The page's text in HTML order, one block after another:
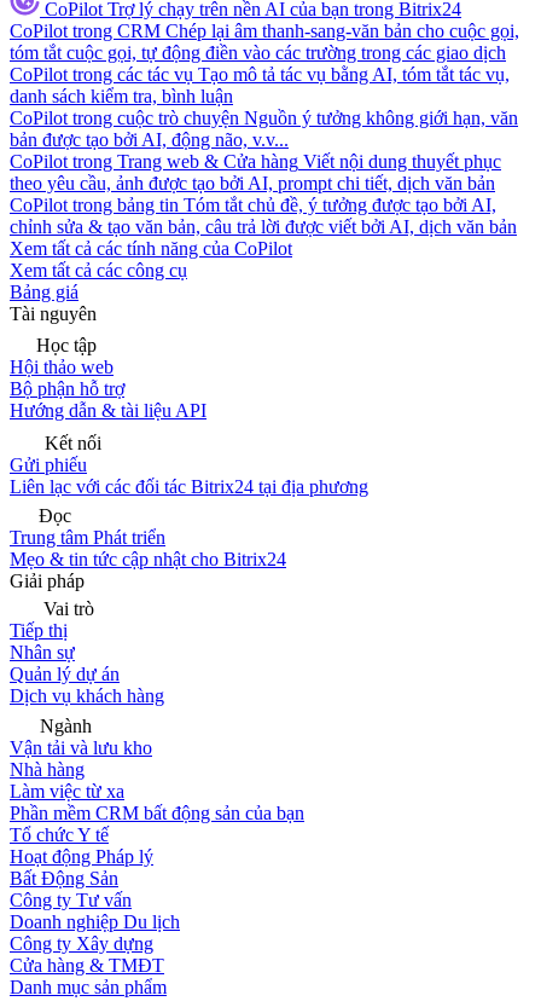
CoPilot Trợ lý chạy trên nền AI của bạn trong Bitrix24
CoPilot trong CRM Chép lại âm thanh-sang-văn bản cho cuộc gọi,
tóm tắt cuộc gọi, tự động điền vào các trường trong các giao dịch
CoPilot trong các tác vụ Tạo mô tả tác vụ bằng AI, tóm tắt tác vụ,
danh sách kiểm tra, bình luận
CoPilot trong cuộc trò chuyện Nguồn ý tưởng không giới hạn, văn
bản được tạo bởi AI, động não, v.v...
CoPilot trong Trang web & Cửa hàng Viết nội dung thuyết phục
theo yêu cầu, ảnh được tạo bởi AI, prompt chi tiết, dịch văn bản
CoPilot trong bảng tin Tóm tắt chủ đề, ý tưởng được tạo bởi AI,
chỉnh sửa & tạo văn bản, câu trả lời được viết bởi AI, dịch văn bản
Xem tất cả các tính năng của CoPilot
Xem tất cả các công cụ
Bảng giá
Tài nguyên
Học tập
Hội thảo web
Bộ phận hỗ trợ
Hướng dẫn & tài liệu API
Kết nối
Gửi phiếu
Liên lạc với các đối tác Bitrix24 tại địa phương
Đọc
Trung tâm Phát triển
Mẹo & tin tức cập nhật cho Bitrix24
Giải pháp
Vai trò
Tiếp thị
Nhân sự
Quản lý dự án
Dịch vụ khách hàng
Ngành
Vận tải và lưu kho
Nhà hàng
Làm việc từ xa
Phần mềm CRM bất động sản của bạn
Tổ chức Y tế
Hoạt động Pháp lý
Bất Động Sản
Công ty Tư vấn
Doanh nghiệp Du lịch
Công ty Xây dựng
Cửa hàng & TMĐT
Danh mục sản phẩm